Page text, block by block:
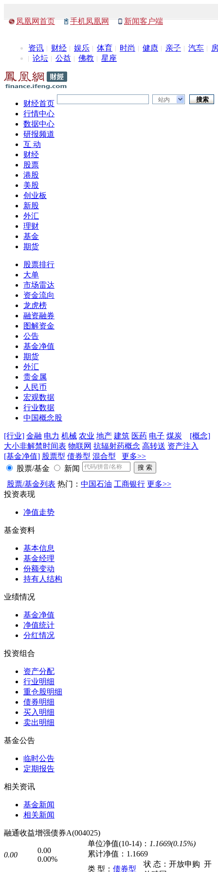
凤凰网首页 手机凤凰网 新闻客户端
资讯 财经 娱乐 体育 时尚 健康 亲子 汽车
论坛
公益 佛教 星座
站内
财经首页
行情中心
数据中心
研报频道
互 动
财经
股票
港股
美股
创业板
新股
外汇
理财
基金
期货
股票排行
大单
市场雷达
资金流向
龙虎榜
融资融券
图解资金
公告
基金净值
期货
外汇
贵金属
人民币
宏观数据
行业数据
中国概念股
[行业] 金融 电力 机械 农业 地产 建筑 医药 电子 煤炭
[概念]
大小非解禁时间表 物联网 抗辐射药概念 高转送 资产注入
[基金净值] 股票型 债券型 混合型
更多>>
股票/基金
新闻
股票/基金列表 热门： 中国石油 工商银行 更多>>
投资表现
净值走势
基金资料
基本信息
基金经理
份额变动
持有人结构
业绩情况
基金净值
净值统计
分红情况
投资组合
资产分配
行业明细
重仓股明细
债券明细
买入明细
卖出明细
基金公告
临时公告
定期报告
相关资讯
基金新闻
相关新闻
融通收益增强债券A(004025)
0.00
0.00
0.00%
单位净值(10-14)： 1.1669(0.15%)
累计净值： 1.1669
类 型： 债券型
状 态： 开放申购 开